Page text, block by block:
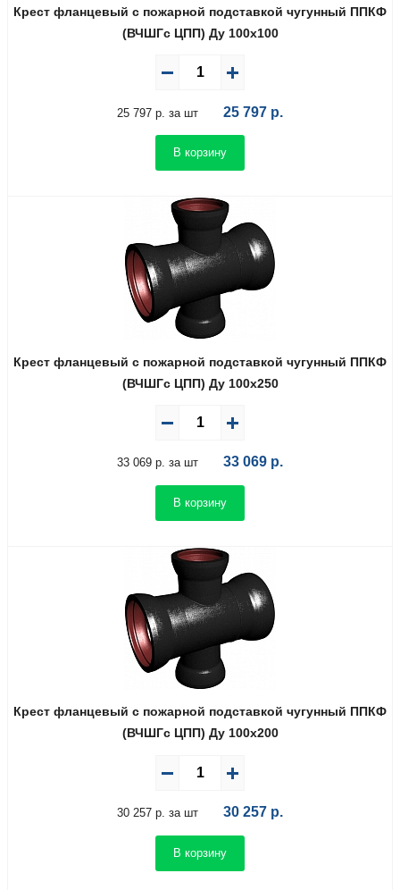
Крест фланцевый с пожарной подставкой чугунный ППКФ
(ВЧШГс ЦПП) Ду 100х100
25 797 р. за шт 25 797 р.
В корзину
Крест фланцевый с пожарной подставкой чугунный ППКФ
(ВЧШГс ЦПП) Ду 100х250
33 069 р. за шт 33 069 р.
В корзину
Крест фланцевый с пожарной подставкой чугунный ППКФ
(ВЧШГс ЦПП) Ду 100х200
30 257 р. за шт 30 257 р.
В корзину